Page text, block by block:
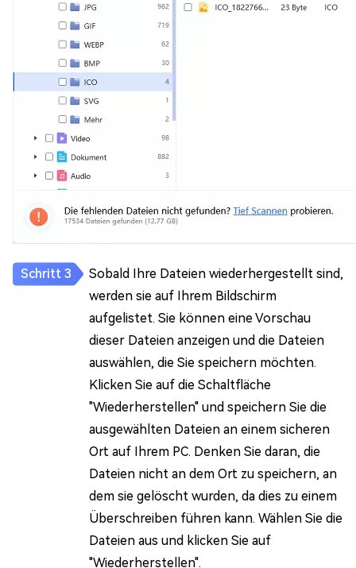
Sobald Ihre Dateien wiederhergestellt sind,
werden sie auf Ihrem Bildschirm
aufgelistet. Sie können eine Vorschau
dieser Dateien anzeigen und die Dateien
auswählen, die Sie speichern möchten.
Klicken Sie auf die Schaltfläche
"Wiederherstellen" und speichern Sie die
ausgewählten Dateien an einem sicheren
Ort auf Ihrem PC. Denken Sie daran, die
Dateien nicht an dem Ort zu speichern, an
dem sie gelöscht wurden, da dies zu einem
Überschreiben führen kann. Wählen Sie die
Dateien aus und klicken Sie auf
"Wiederherstellen".